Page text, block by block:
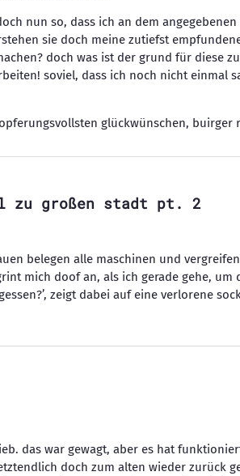
nun so, dass ich an dem
sie doch meine zutiefst
doch was ist der grund für diese
soviel, dass ich noch nicht einmal
glückwünschen, buirger
zu großen stadt pt. 2
belegen alle maschinen und
mich doof an, als ich gerade gehe, um
zeigt dabei auf eine verlorene
das war gewagt, aber es hat
doch zum alten wieder zurück